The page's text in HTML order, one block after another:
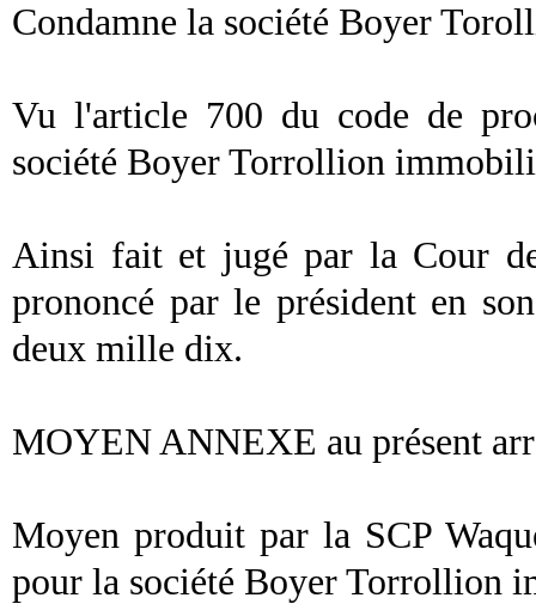
Condamne la société Boyer
Vu l'article 700 du code de
société Boyer Torrollion
Ainsi fait et jugé par la Cour
prononcé par le président en
deux mille dix.
MOYEN ANNEXE au présent
Moyen produit par la SCP
pour la société Boyer Torrollion